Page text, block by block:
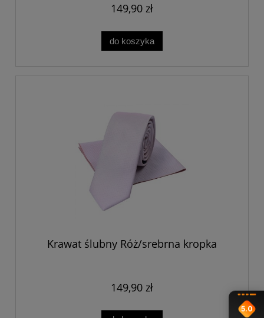
149,90 zł
do koszyka
Krawat ślubny Róż/srebrna kropka
149,90 zł
5.0